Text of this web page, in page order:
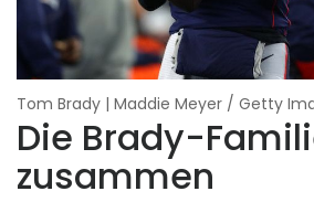
Tom Brady | Maddie Meyer / Getty
Die Brady-
zusammen